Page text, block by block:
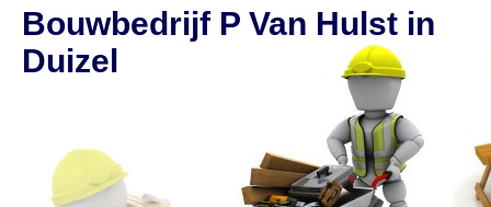
Bouwbedrijf P Van Hulst in
Duizel